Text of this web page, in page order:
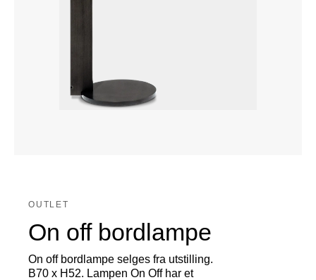
OUTLET
On off bordlampe
On off bordlampe selges fra utstilling.
B70 x H52. Lampen On Off har et